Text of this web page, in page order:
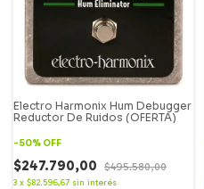
Electro Harmonix Hum Debugger
Reductor De Ruidos (OFERTA)
-50% OFF
$247.790,00 $495.580,00
3 x $82.596,67 sin interés